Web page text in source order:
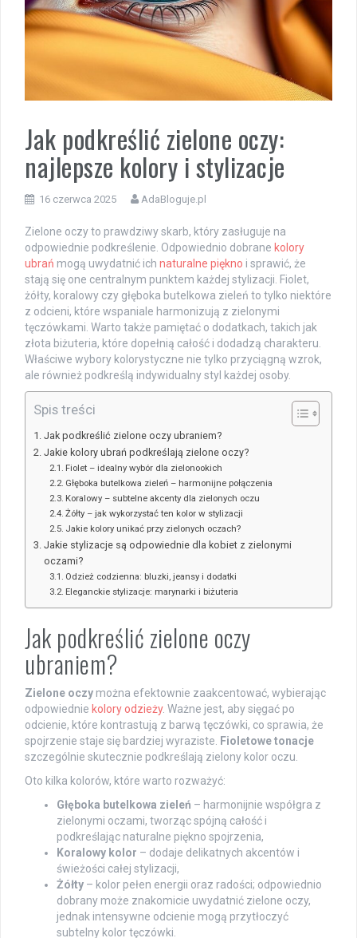
Jak podkreślić zielone oczy:
najlepsze kolory i stylizacje
16 czerwca 2025 AdaBloguje.pl
Zielone oczy to prawdziwy skarb, który zasługuje na
odpowiednie podkreślenie. Odpowiednio dobrane kolory
ubrań mogą uwydatnić ich naturalne piękno i sprawić, że
stają się one centralnym punktem każdej stylizacji. Fiolet,
żółty, koralowy czy głęboka butelkowa zieleń to tylko niektóre
z odcieni, które wspaniale harmonizują z zielonymi
tęczówkami. Warto także pamiętać o dodatkach, takich jak
złota biżuteria, które dopełnią całość i dodadzą charakteru.
Właściwe wybory kolorystyczne nie tylko przyciągną wzrok,
ale również podkreślą indywidualny styl każdej osoby.
Spis treści
Jak podkreślić zielone oczy ubraniem?
Jakie kolory ubrań podkreślają zielone oczy?
Fiolet – idealny wybór dla zielonookich
Głęboka butelkowa zieleń – harmonijne połączenia
Koralowy – subtelne akcenty dla zielonych oczu
Żółty – jak wykorzystać ten kolor w stylizacji
Jakie kolory unikać przy zielonych oczach?
Jakie stylizacje są odpowiednie dla kobiet z zielonymi
oczami?
Odzież codzienna: bluzki, jeansy i dodatki
Eleganckie stylizacje: marynarki i biżuteria
Jak podkreślić zielone oczy
ubraniem?
Zielone oczy można efektownie zaakcentować, wybierając
odpowiednie kolory odzieży. Ważne jest, aby sięgać po
odcienie, które kontrastują z barwą tęczówki, co sprawia, że
spojrzenie staje się bardziej wyraziste. Fioletowe tonacje
szczególnie skutecznie podkreślają zielony kolor oczu.
Oto kilka kolorów, które warto rozważyć:
Głęboka butelkowa zieleń – harmonijnie współgra z
zielonymi oczami, tworząc spójną całość i
podkreślając naturalne piękno spojrzenia,
Koralowy kolor – dodaje delikatnych akcentów i
świeżości całej stylizacji,
Żółty – kolor pełen energii oraz radości; odpowiednio
dobrany może znakomicie uwydatnić zielone oczy,
jednak intensywne odcienie mogą przytłoczyć
subtelny kolor tęczówki.